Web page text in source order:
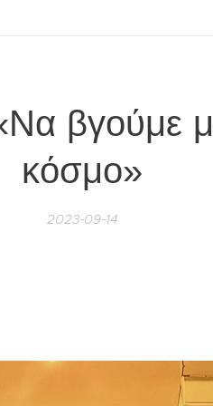
βγούμε
κόσμο»
2023-09-14